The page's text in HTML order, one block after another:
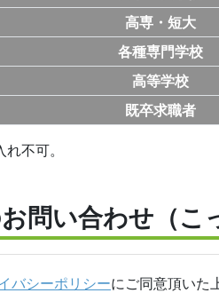
高専・短大
各種専門学校
高等学校
既卒求職者
不可。
問い合わせ（こ
バシーポリシーにご同意頂いた